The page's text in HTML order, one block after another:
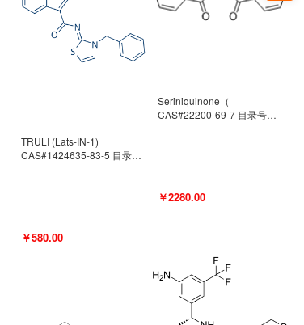
TRULI (Lats-IN-1)
CAS#1424635-83-5 目录号
￥580.00
Seriniquinone（
CAS#22200-69-7 目录号
￥2280.00